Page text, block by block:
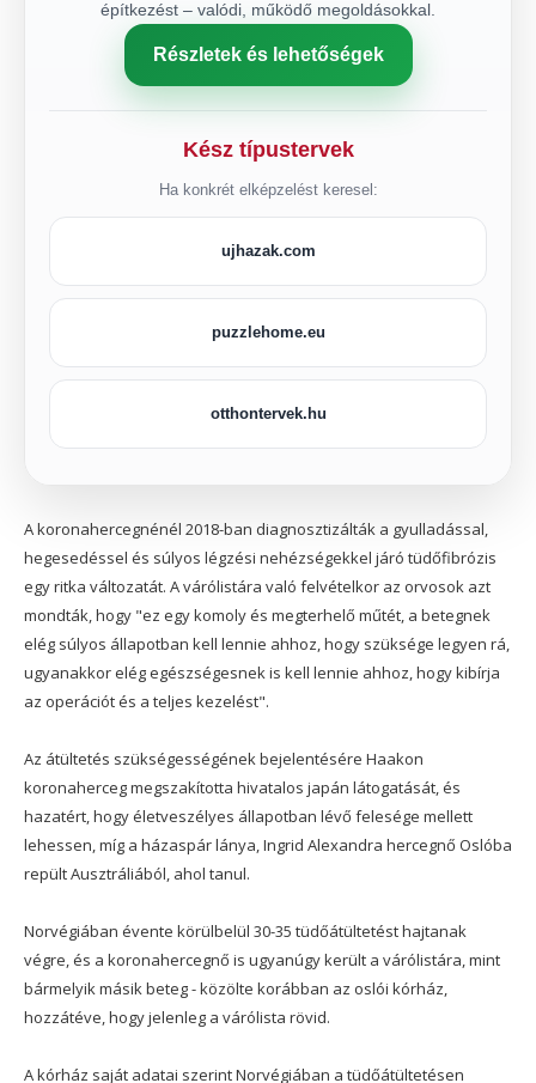
építkezést – valódi, működő megoldásokkal.
Részletek és lehetőségek
Kész típustervek
Ha konkrét elképzelést keresel:
ujhazak.com
puzzlehome.eu
otthontervek.hu
A koronahercegnénél 2018-ban diagnosztizálták a gyulladással,
hegesedéssel és súlyos légzési nehézségekkel járó tüdőfibrózis
egy ritka változatát. A várólistára való felvételkor az orvosok azt
mondták, hogy "ez egy komoly és megterhelő műtét, a betegnek
elég súlyos állapotban kell lennie ahhoz, hogy szüksége legyen rá,
ugyanakkor elég egészségesnek is kell lennie ahhoz, hogy kibírja
az operációt és a teljes kezelést".
Az átültetés szükségességének bejelentésére Haakon
koronaherceg megszakította hivatalos japán látogatását, és
hazatért, hogy életveszélyes állapotban lévő felesége mellett
lehessen, míg a házaspár lánya, Ingrid Alexandra hercegnő Oslóba
repült Ausztráliából, ahol tanul.
Norvégiában évente körülbelül 30-35 tüdőátültetést hajtanak
végre, és a koronahercegnő is ugyanúgy került a várólistára, mint
bármelyik másik beteg - közölte korábban az oslói kórház,
hozzátéve, hogy jelenleg a várólista rövid.
A kórház saját adatai szerint Norvégiában a tüdőátültetésen